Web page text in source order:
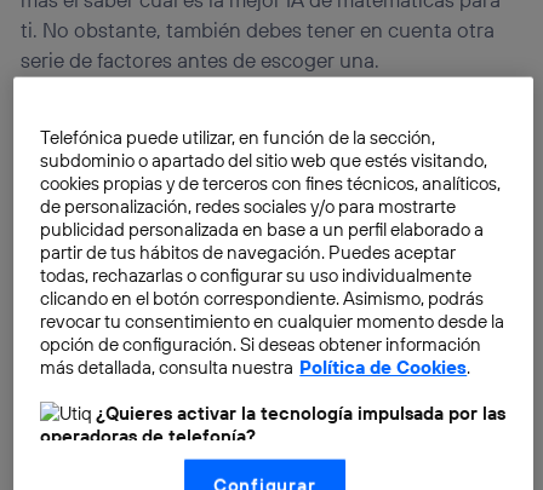
ti. No obstante, también debes tener en cuenta otra
serie de factores antes de escoger una.
Telefónica puede utilizar, en función de la sección,
subdominio o apartado del sitio web que estés visitando,
cookies propias y de terceros con fines técnicos, analíticos,
de personalización, redes sociales y/o para mostrarte
publicidad personalizada en base a un perfil elaborado a
partir de tus hábitos de navegación. Puedes aceptar
todas, rechazarlas o configurar su uso individualmente
clicando en el botón correspondiente. Asimismo, podrás
revocar tu consentimiento en cualquier momento desde la
opción de configuración. Si deseas obtener información
más detallada, consulta nuestra Política de Cookies.
¿Quieres activar la tecnología impulsada por las
operadoras de telefonía?
Nosotros, Telefónica S.A., utilizamos la tecnología Utiq para
Configurar